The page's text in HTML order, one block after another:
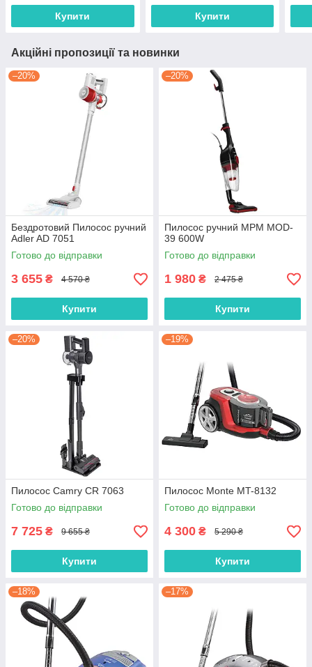
Купити Купити
Акційні пропозиції та новинки
–20%
Бездротовий Пилосос ручний
Adler AD 7051
Готово до відправки
3 655 ₴ 4 570 ₴
Купити
–20%
Пилосос ручний MPM MOD-
39 600W
Готово до відправки
1 980 ₴ 2 475 ₴
Купити
–20%
Пилосос Camry CR 7063
Готово до відправки
7 725 ₴ 9 655 ₴
Купити
–19%
Пилосос Monte MT-8132
Готово до відправки
4 300 ₴ 5 290 ₴
Купити
–18% –17%